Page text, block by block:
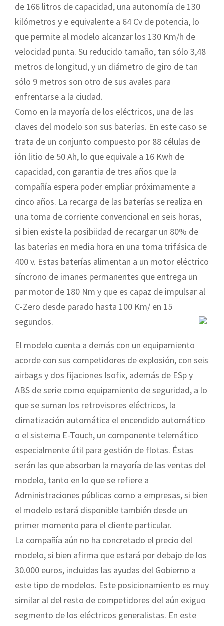
de 166 litros de capacidad, una autonomía de 130
kilómetros y e equivalente a 64 Cv de potencia, lo
que permite al modelo alcanzar los 130 Km/h de
velocidad punta. Su reducido tamaño, tan sólo 3,48
metros de longitud, y un diámetro de giro de tan
sólo 9 metros son otro de sus avales para
enfrentarse a la ciudad.
Como en la mayoría de los eléctricos, una de las
claves del modelo son sus baterías. En este caso se
trata de un conjunto compuesto por 88 células de
ión litio de 50 Ah, lo que equivale a 16 Kwh de
capacidad, con garantia de tres años que la
compañía espera poder empliar próximamente a
cinco años. La recarga de las baterías se realiza en
una toma de corriente convencional en seis horas,
si bien existe la posibiidad de recargar un 80% de
las baterías en media hora en una toma trifásica de
400 v. Estas baterías alimentan a un motor eléctrico
síncrono de imanes permanentes que entrega un
par motor de 180 Nm y que es capaz de impulsar al
C-Zero desde parado hasta 100 Km/ en 15
segundos.
El modelo cuenta a demás con un equipamiento
acorde con sus competidores de explosión, con seis
airbags y dos fijaciones Isofix, además de ESp y
ABS de serie como equipamiento de seguridad, a lo
que se suman los retrovisores eléctricos, la
climatización automática el encendido automático
o el sistema E-Touch, un componente telemático
especialmente útil para gestión de flotas. Éstas
serán las que absorban la mayoría de las ventas del
modelo, tanto en lo que se refiere a
Administraciones públicas como a empresas, si bien
el modelo estará disponible también desde un
primer momento para el cliente particular.
La compañía aún no ha concretado el precio del
modelo, si bien afirma que estará por debajo de los
30.000 euros, incluidas las ayudas del Gobierno a
este tipo de modelos. Este posicionamiento es muy
similar al del resto de competidores del aún exiguo
segmento de los eléctricos generalistas. En este